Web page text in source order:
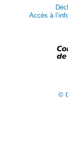
Accès à
©